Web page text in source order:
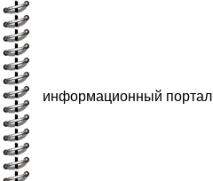
информационный портал